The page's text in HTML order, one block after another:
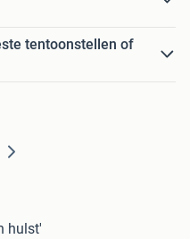
tentoonstellen of
hulst'